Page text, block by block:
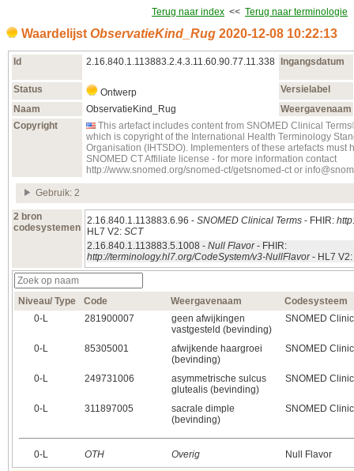
Terug naar index << Terug naar terminologie
Waardelijst ObservatieKind_Rug 2020‑12‑08 10:22:13
Id 2.16.840.1.113883.2.4.3.11.60.90.77.11.338 Ingangsdatum
Status Ontwerp
Versielabel
Naam
ObservatieKind_Rug
Weergavenaam
Copyright
This artefact includes content from SNOMED Clinical
which is copyright of the International Health Terminology
Organisation (IHTSDO). Implementers of these artefacts must
SNOMED CT Affiliate license - for more information contact
http://www.snomed.org/snomed-ct/getsnomed-ct or
Gebruik: 2
2 bron
codesystemen
2.16.840.1.113883.6.96 - SNOMED Clinical Terms - FHIR:
HL7 V2: SCT
2.16.840.1.113883.5.1008 - Null Flavor- FHIR:
http://terminology.hl7.org/CodeSystem/v3-NullFlavor- HL7 V2:
Niveau/ Type Code Weergavenaam
Codesysteem
0‑L
281900007
geen afwijkingen
vastgesteld (bevinding)
SNOMED
0‑L 85305001
afwijkende haargroei
(bevinding)
SNOMED
0‑L 249731006
asymmetrische sulcus
glutealis (bevinding)
SNOMED
0‑L 311897005
sacrale dimple
(bevinding)
SNOMED
0‑L OTH Overig Null Flavor